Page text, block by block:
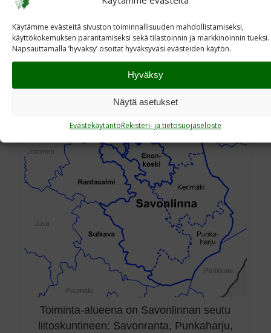
Käytämme evästeitä sivuston toiminnallisuuden mahdollistamiseksi,
käyttökokemuksen parantamiseksi sekä tilastoinnin ja markkinoinnin tueksi.
Napsauttamalla ’hyvaksy’ osoitat hyväksyväsi evästeiden käytön.
Hyväksy
Näytä asetukset
EvästekäytäntöRekisteri- ja tietosuojaseloste
Savonlinnan alue
Toiminta-alueena on Savonlinnan seutu
liitoskuntineen: Savonranta, Punkaharju,